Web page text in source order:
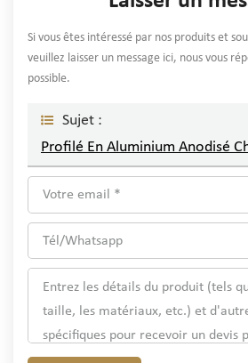
Si vous êtes intéressé par nos produits et
veuillez laisser un message ici, nous vous
possible.
Sujet :